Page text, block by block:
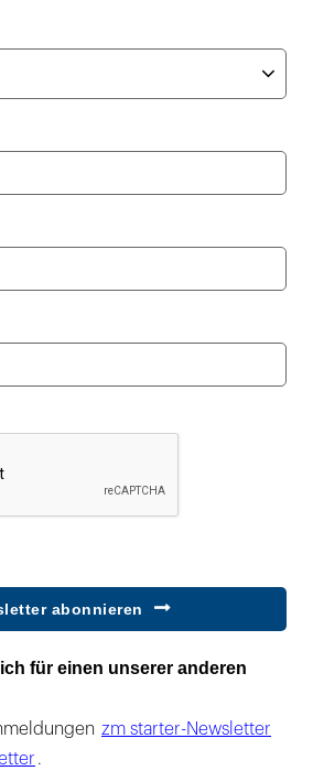
abonnieren
für einen unserer anderen
zm starter-Newsletter
.